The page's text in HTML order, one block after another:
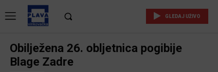
GLEDAJ UŽIVO
Obilježena 26. obljetnica pogibije
Blage Zadre